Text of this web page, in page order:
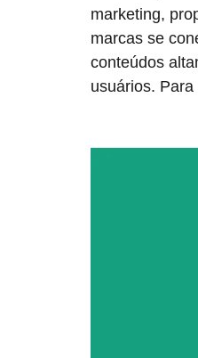
marketing,
marcas se
conteúdos
usuários.